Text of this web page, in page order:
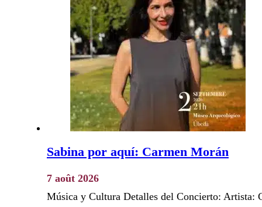
Sabina por aquí: Carmen Morán
7 août 2026
Música y Cultura Detalles del Concierto: Artista: